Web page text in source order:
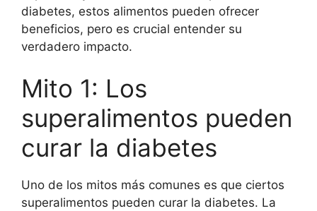
diabetes, estos alimentos pueden ofrecer
beneficios, pero es crucial entender su
verdadero impacto.
Mito 1: Los
superalimentos pueden
curar la diabetes
Uno de los mitos más comunes es que ciertos
superalimentos pueden curar la diabetes. La